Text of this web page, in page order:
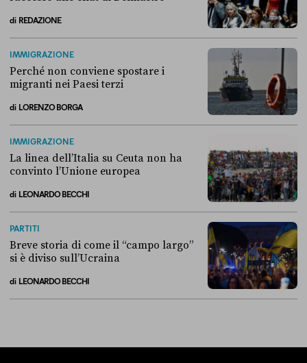
di REDAZIONE
IMMIGRAZIONE
Perché non conviene spostare i
migranti nei Paesi terzi
di LORENZO BORGA
IMMIGRAZIONE
La linea dell’Italia su Ceuta non ha
convinto l’Unione europea
di LEONARDO BECCHI
PARTITI
Breve storia di come il “campo largo”
si è diviso sull’Ucraina
di LEONARDO BECCHI